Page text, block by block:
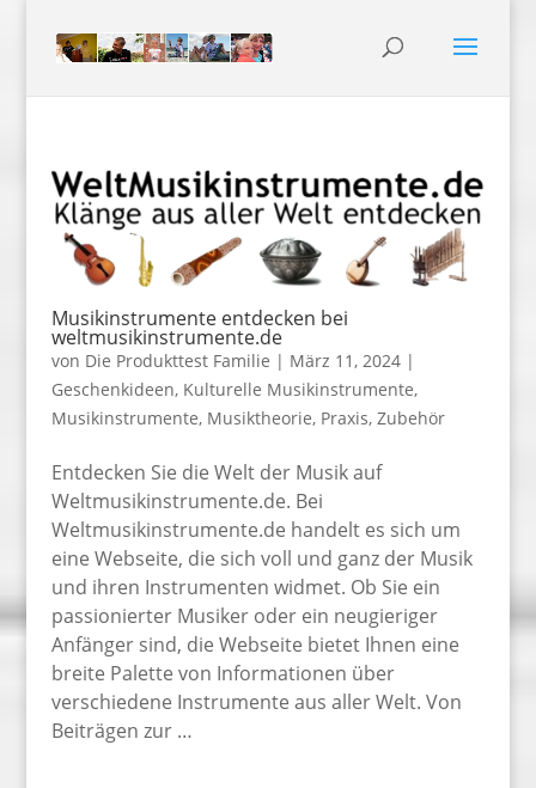
Musikinstrumente entdecken bei
weltmusikinstrumente.de
von Die Produkttest Familie | März 11, 2024|
Geschenkideen, Kulturelle Musikinstrumente,
Musikinstrumente, Musiktheorie, Praxis, Zubehör
Entdecken Sie die Welt der Musik auf
Weltmusikinstrumente.de. Bei
Weltmusikinstrumente.de handelt es sich um
eine Webseite, die sich voll und ganz der Musik
und ihren Instrumenten widmet. Ob Sie ein
passionierter Musiker oder ein neugieriger
Anfänger sind, die Webseite bietet Ihnen eine
breite Palette von Informationen über
verschiedene Instrumente aus aller Welt. Von
Beiträgen zur …